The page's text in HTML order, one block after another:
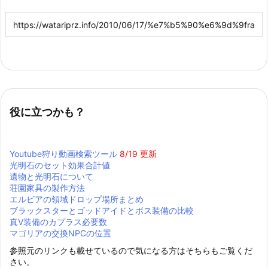
役に立つかも？
Youtube狩り動画検索ツール 8/19 更新
光明石のセット効果合計値
遺物と光明石について
荘園家具の製作方法
エルビアの領域ドロップ場所まとめ
ブラックスターとゴッドアイドとボス装備の比較
真Ⅴ装備のカプラス必要数
マゴリアの交換NPCの位置
参照元のリンクも載せているので気になる方はそちらもご覧くだ
さい。